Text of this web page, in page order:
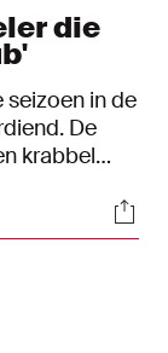
die
seizoen in de
De
krabbel
moment.